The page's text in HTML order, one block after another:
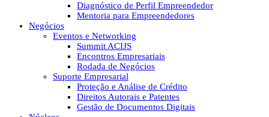
Diagnóstico de Perfil Empreendedor
Mentoria para Empreendedores
Negócios
Eventos e Networking
Summit ACIJS
Encontros Empresariais
Rodada de Negócios
Suporte Empresarial
Proteção e Análise de Crédito
Direitos Autorais e Patentes
Gestão de Documentos Digitais